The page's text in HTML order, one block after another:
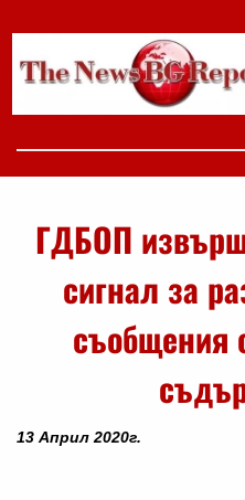
ГДБОП
сигнал за
съобщения
13 Април 2020г.